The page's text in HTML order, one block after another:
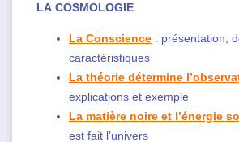
LA COSMOLOGIE
La Conscience : présentation,
caractéristiques
La théorie détermine
explications et exemple
La matière noire et l’énergie
est fait l’univers